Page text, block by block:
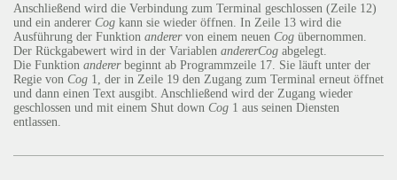
Anschließend wird die Verbindung zum Terminal geschlossen (Zeile 12)
und ein anderer Cog kann sie wieder öffnen. In Zeile 13 wird die
Ausführung der Funktion anderervon einem neuen Cog übernommen.
Der Rückgabewert wird in der Variablen andererCog abgelegt.
Die Funktion andererbeginnt ab Programmzeile 17. Sie läuft unter der
Regie von Cog 1, der in Zeile 19 den Zugang zum Terminal erneut öffnet
und dann einen Text ausgibt. Anschließend wird der Zugang wieder
geschlossen und mit einem Shut down Cog 1 aus seinen Diensten
entlassen.